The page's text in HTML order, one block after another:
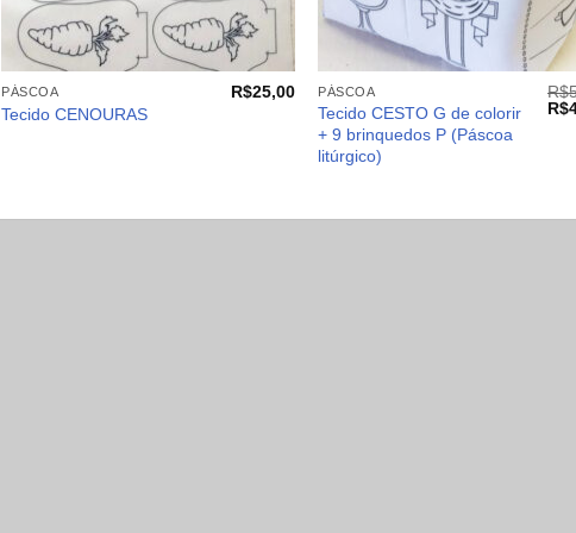
PÁSCOA
Tecido CENOURAS
R$25,00 PÁSCOA
Tecido CESTO G de colorir
+ 9 brinquedos P (Páscoa
litúrgico)
R$
O
R$